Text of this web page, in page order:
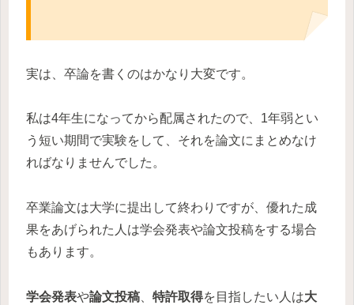
実は、卒論を書くのはかなり大変です。
私は4年生になってから配属されたので、1年弱とい
う短い期間で実験をして、それを論文にまとめなけ
ればなりませんでした。
卒業論文は大学に提出して終わりですが、優れた成
果をあげられた人は学会発表や論文投稿をする場合
もあります。
学会発表や論文投稿 特許取得を目指したい人は大